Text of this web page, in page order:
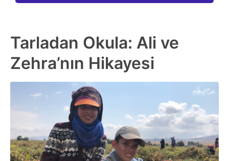
Tarladan Okula: Ali ve
Zehra’nın Hikayesi